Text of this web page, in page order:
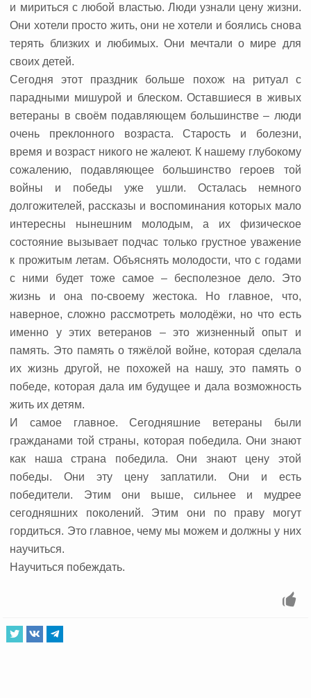
и мириться с любой властью. Люди узнали цену жизни.
Они хотели просто жить, они не хотели и боялись снова
терять близких и любимых. Они мечтали о мире для
своих детей.
Сегодня этот праздник больше похож на ритуал с
парадными мишурой и блеском. Оставшиеся в живых
ветераны в своём подавляющем большинстве – люди
очень преклонного возраста. Старость и болезни,
время и возраст никого не жалеют. К нашему глубокому
сожалению, подавляющее большинство героев той
войны и победы уже ушли. Осталась немного
долгожителей, рассказы и воспоминания которых мало
интересны нынешним молодым, а их физическое
состояние вызывает подчас только грустное уважение
к прожитым летам. Объяснять молодости, что с годами
с ними будет тоже самое – бесполезное дело. Это
жизнь и она по-своему жестока. Но главное, что,
наверное, сложно рассмотреть молодёжи, но что есть
именно у этих ветеранов – это жизненный опыт и
память. Это память о тяжёлой войне, которая сделала
их жизнь другой, не похожей на нашу, это память о
победе, которая дала им будущее и дала возможность
жить их детям.
И самое главное. Сегодняшние ветераны были
гражданами той страны, которая победила. Они знают
как наша страна победила. Они знают цену этой
победы. Они эту цену заплатили. Они и есть
победители. Этим они выше, сильнее и мудрее
сегодняшних поколений. Этим они по праву могут
гордиться. Это главное, чему мы можем и должны у них
научиться.
Научиться побеждать.